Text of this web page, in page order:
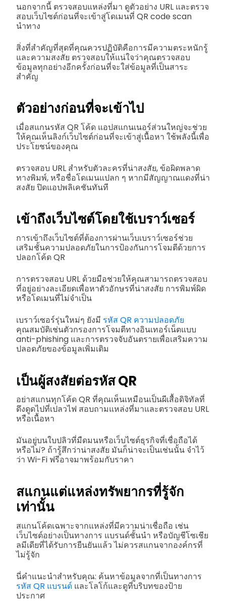
นอกจากนี้ ตรวจสอบแหล่งที่มา ดูตัวอย่าง URL และตรวจ
สอบเว็บไซต์ก่อนที่จะเข้าสู่โดเมนที่ QR code scan
นำทาง
สิ่งที่สำคัญที่สุดที่คุณควรปฏิบัติคือการมีความตระหนักรู้
และความสงสัย ตรวจสอบให้แน่ใจว่าคุณตรวจสอบ
ข้อมูลทุกอย่างอีกครั้งก่อนที่จะใส่ข้อมูลที่เป็นสาระ
สำคัญ
ตัวอย่างก่อนที่จะเข้าไป
เมื่อสแกนรหัส QR โค้ด แอปสแกนเนอร์ส่วนใหญ่จะช่วย
ให้คุณเห็นลิงก์เว็บไซต์ก่อนที่จะเข้าสู่เนื้อหา ใช้พลังนี้เพื่อ
ประโยชน์ของคุณ
ตรวจสอบ URL สำหรับตัวละครที่น่าสงสัย, ข้อผิดพลาด
ทางพิมพ์, หรือชื่อโดเมนแปลก ๆ หากมีสัญญาณแดงที่น่า
สงสัย ปิดแอปพลิเคชันทันที
เข้าถึงเว็บไซต์โดยใช้เบราว์เซอร์
การเข้าถึงเว็บไซต์ที่ต้องการผ่านเว็บเบราว์เซอร์ช่วย
เสริมชั้นความปลอดภัยในการป้องกันการโจมตีด้วยการ
ปลอกโค้ด QR
การตรวจสอบ URL ด้วยมือช่วยให้คุณสามารถตรวจสอบ
ที่อยู่อย่างละเอียดเพื่อหาตัวอักษรที่น่าสงสัย การพิมพ์ผิด
หรือโดเมนที่ไม่จำเป็น
เบราว์เซอร์รุ่นใหม่ๆ ยังมี รหัส QR ความปลอดภัย
คุณสมบัติเช่นตัวกรองการโจมตีทางอินเทอร์เน็ตแบบ
anti-phishing และการตรวจจับอันตรายเพื่อเสริมความ
ปลอดภัยของข้อมูลเพิ่มเติม
เป็นผู้สงสัยต่อรหัส QR
อย่าสแกนทุกโค้ด QR ที่คุณเห็นเหมือนเป็นผีเสื้อดิจิทัลที่
ดึงดูดไปที่เปลวไฟ สอบถามแหล่งที่มาและตรวจสอบ URL
หรือเนื้อหา
มันอยู่บนใบปลิวที่มืดมนหรือเว็บไซต์ธุรกิจที่เชื่อถือได้
หรือไม่? ถ้ารู้สึกว่าน่าสงสัย มันก็น่าจะเป็นเช่นนั้น จำไว้
ว่า Wi-Fi ฟรีอาจมาพร้อมกับราคา
สแกนแต่แหล่งทรัพยากรที่รู้จัก
เท่านั้น
สแกนโค้ดเฉพาะจากแหล่งที่มีความน่าเชื่อถือ เช่น
เว็บไซต์อย่างเป็นทางการ แบรนด์ชั้นนำ หรือบัญชีโซเชีย
ลมีเดียที่ได้รับการยืนยันแล้ว ไม่ควรสแกนจากองค์กรที่
ไม่รู้จัก
นี่คำแนะนำสำหรับคุณ: ค้นหาข้อมูลจากที่เป็นทางการ
รหัส QR แบรนด์ และโลโก้และดูที่บริบทของป้าย
ประกาศ